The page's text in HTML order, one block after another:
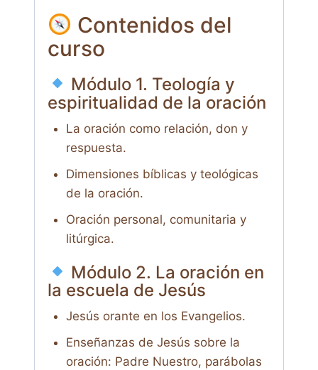
Contenidos del
curso
Módulo 1. Teología y
espiritualidad de la oración
La oración como relación, don y
respuesta.
Dimensiones bíblicas y teológicas
de la oración.
Oración personal, comunitaria y
litúrgica.
Módulo 2. La oración en
la escuela de Jesús
Jesús orante en los Evangelios.
Enseñanzas de Jesús sobre la
oración: Padre Nuestro, parábolas